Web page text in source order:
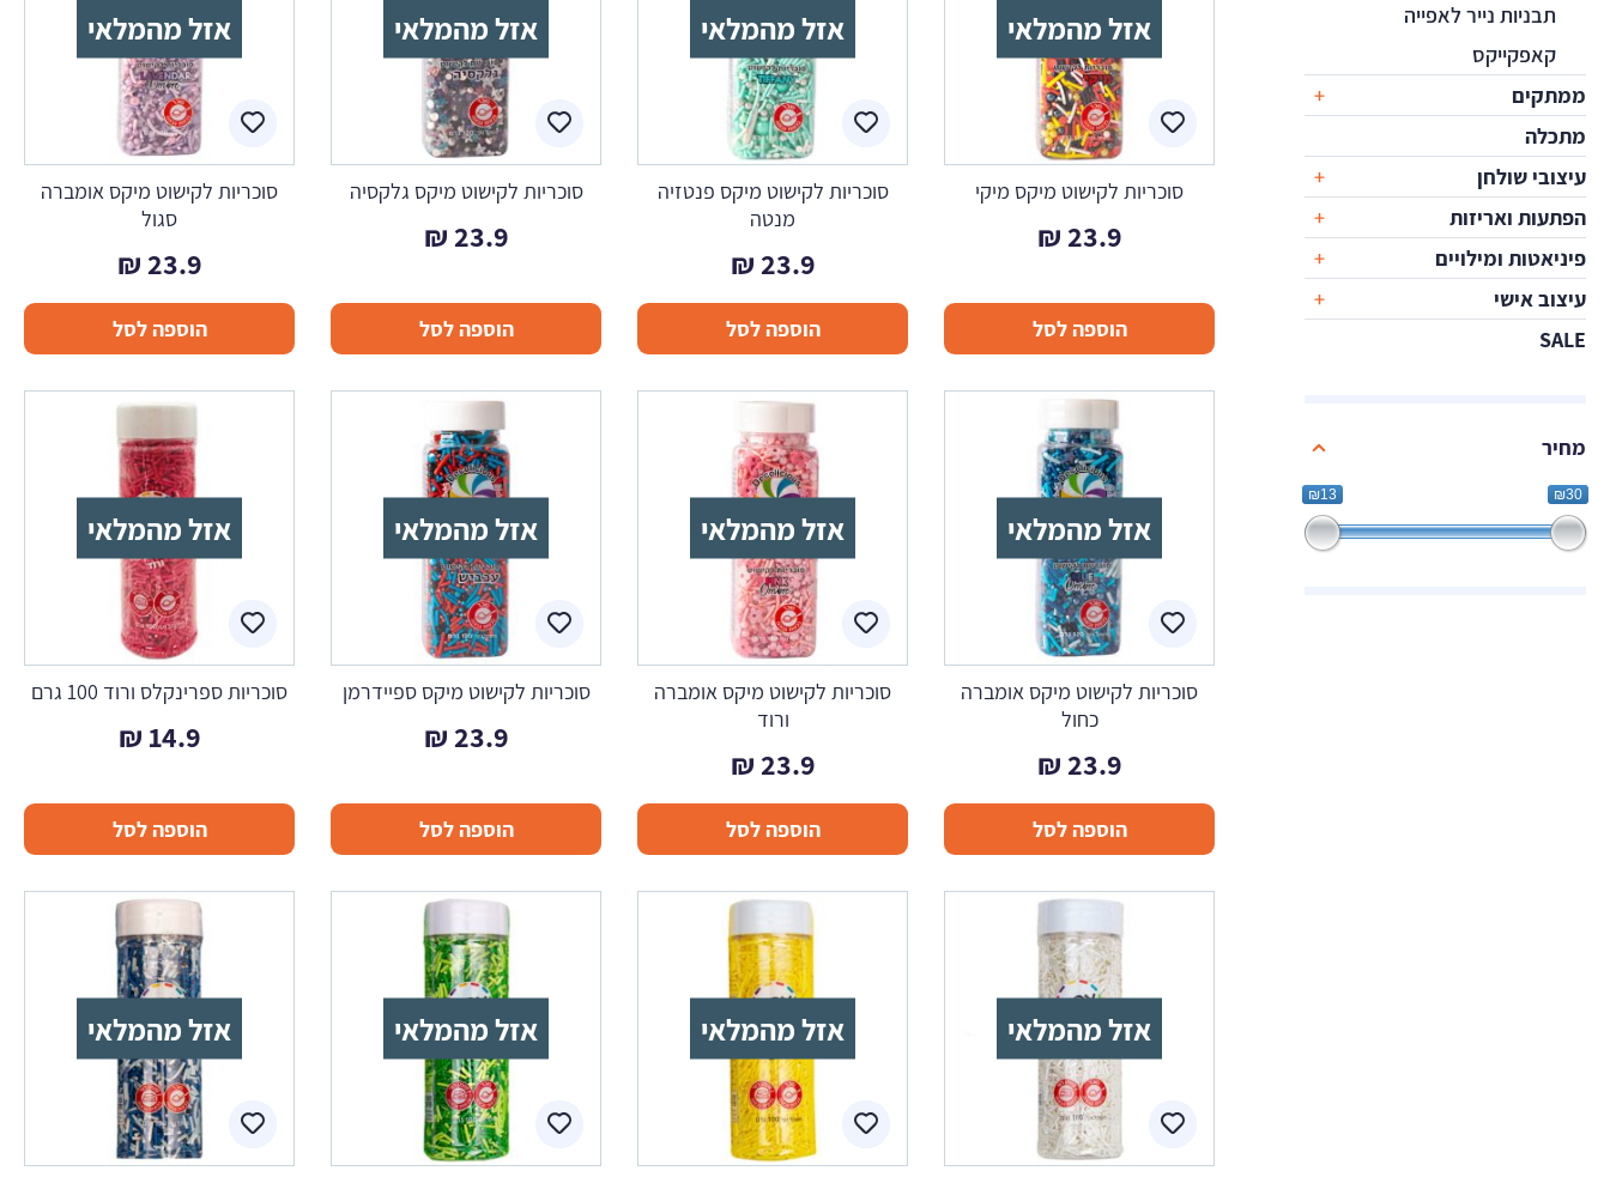
תבניות נייר לאפייה
קאפקייקס
ממתקים
מתכלה
עיצובי שולחן
הפתעות ואריזות
פיניאטות ומילויים
עיצוב אישי
SALE
מחיר
₪13 ₪30
אזל מהמלאי
סוכריות לקישוט מיקס מיקי
23.9
₪
הוספה לסל
אזל מהמלאי
סוכריות לקישוט מיקס פנטזיה
מנטה
23.9
₪
הוספה לסל
אזל מהמלאי
סוכריות לקישוט מיקס גלקסיה
23.9
₪
הוספה לסל
אזל מהמלאי
סוכריות לקישוט מיקס אומברה
סגול
23.9
₪
הוספה לסל
אזל מהמלאי
סוכריות לקישוט מיקס אומברה
כחול
23.9
₪
הוספה לסל
אזל מהמלאי
סוכריות לקישוט מיקס אומברה
ורוד
23.9
₪
הוספה לסל
אזל מהמלאי
סוכריות לקישוט מיקס ספיידרמן
23.9
₪
הוספה לסל
אזל מהמלאי
סוכריות ספרינקלס ורוד 100 גרם
14.9
₪
הוספה לסל
אזל מהמלאי אזל מהמלאי אזל מהמלאי אזל מהמלאי